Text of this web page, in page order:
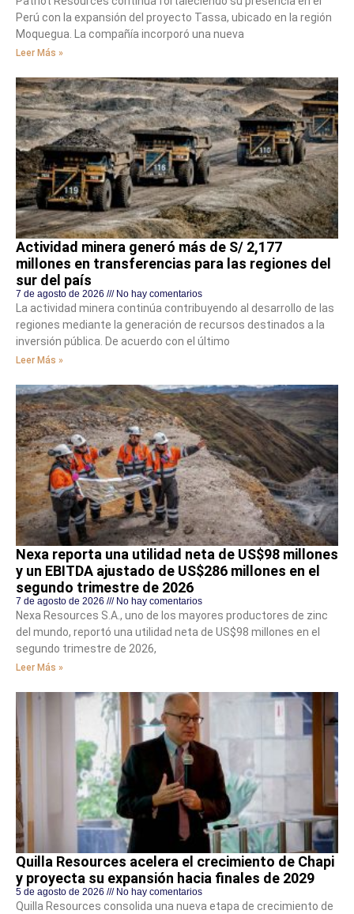
Perú con la expansión del proyecto Tassa, ubicado en la región
Moquegua. La compañía incorporó una nueva
Leer Más »
Actividad minera generó más de S/ 2,177
millones en transferencias para las regiones del
sur del país
7 de agosto de 2026 No hay comentarios
La actividad minera continúa contribuyendo al desarrollo de las
regiones mediante la generación de recursos destinados a la
inversión pública. De acuerdo con el último
Leer Más »
Nexa reporta una utilidad neta de US$98 millones
y un EBITDA ajustado de US$286 millones en el
segundo trimestre de 2026
7 de agosto de 2026 No hay comentarios
Nexa Resources S.A., uno de los mayores productores de zinc
del mundo, reportó una utilidad neta de US$98 millones en el
segundo trimestre de 2026,
Leer Más »
Quilla Resources acelera el crecimiento de Chapi
y proyecta su expansión hacia finales de 2029
5 de agosto de 2026 No hay comentarios
Quilla Resources consolida una nueva etapa de crecimiento de